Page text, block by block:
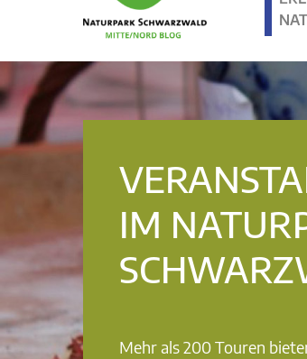
IM
Mehr als 200 Touren